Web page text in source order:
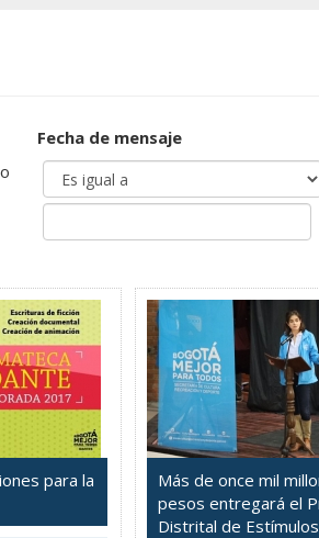
Fecha de mensaje
para la
Más de once mil
pesos entregará el
Distrital de